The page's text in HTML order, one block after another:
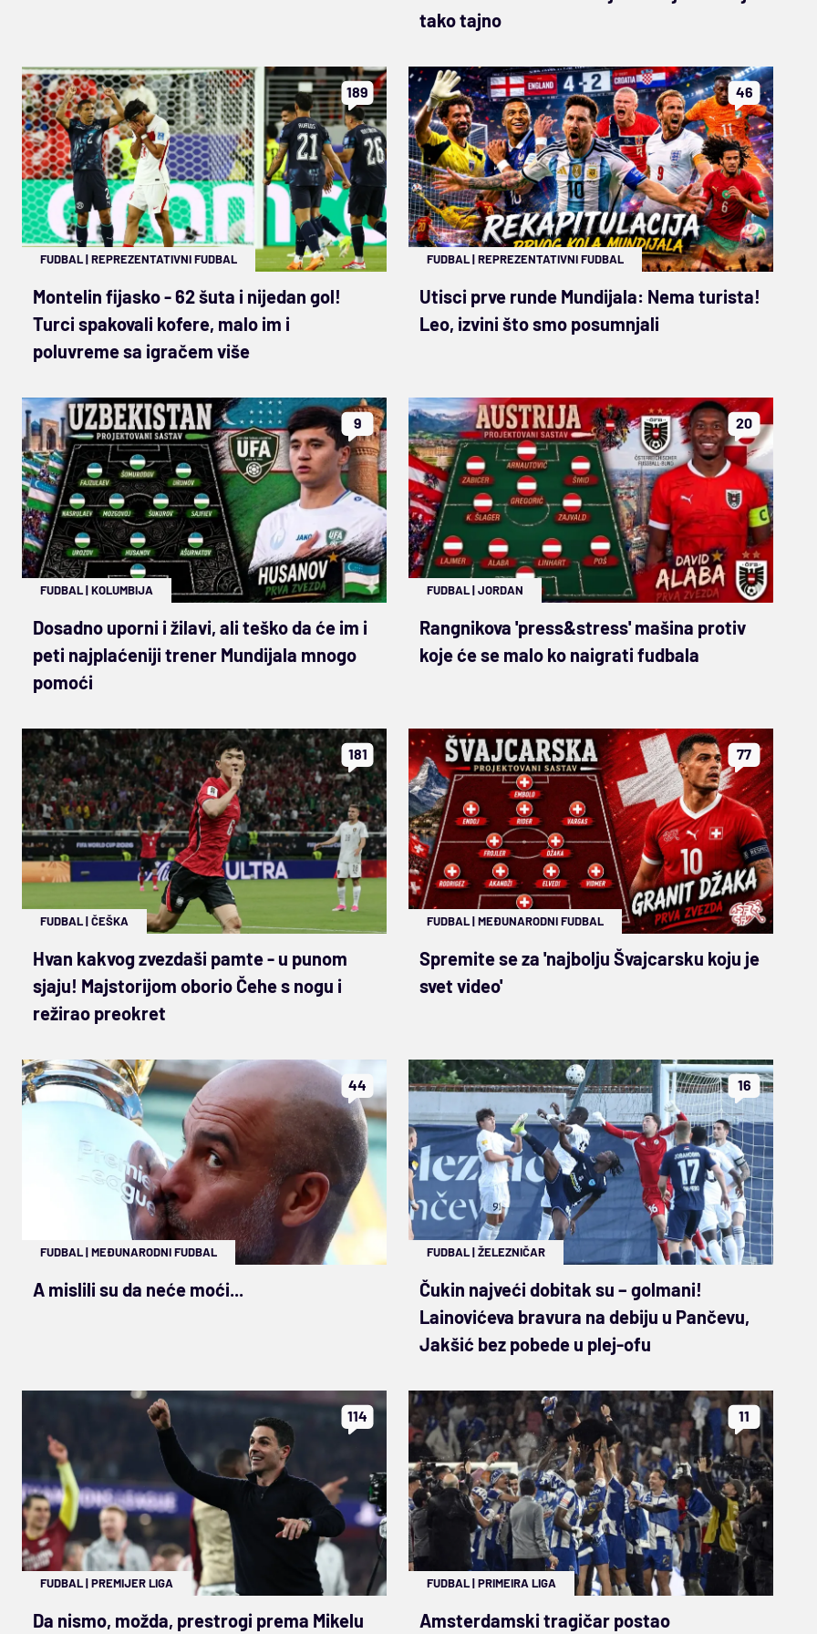
tako tajno
189
FUDBAL|REPREZENTATIVNI FUDBAL
Montelin fijasko - 62 šuta i nijedan gol!
Turci spakovali kofere, malo im i
poluvreme sa igračem više
46
FUDBAL|REPREZENTATIVNI FUDBAL
Utisci prve runde Mundijala: Nema turista!
Leo, izvini što smo posumnjali
9
FUDBAL|KOLUMBIJA
Dosadno uporni i žilavi, ali teško da će im i
peti najplaćeniji trener Mundijala mnogo
pomoći
20
FUDBAL|JORDAN
Rangnikova 'press&stress' mašina protiv
koje će se malo ko naigrati fudbala
181
FUDBAL|ČEŠKA
Hvan kakvog zvezdaši pamte - u punom
sjaju! Majstorijom oborio Čehe s nogu i
režirao preokret
77
FUDBAL|MEĐUNARODNI FUDBAL
Spremite se za 'najbolju Švajcarsku koju je
svet video'
44
FUDBAL|MEĐUNARODNI FUDBAL
A mislili su da neće moći...
16
FUDBAL|ŽELEZNIČAR
Čukin najveći dobitak su – golmani!
Lainovićeva bravura na debiju u Pančevu,
Jakšić bez pobede u plej-ofu
114
FUDBAL|PREMIJER LIGA
Da nismo, možda, prestrogi prema Mikelu
11
FUDBAL|PRIMEIRA LIGA
Amsterdamski tragičar postao